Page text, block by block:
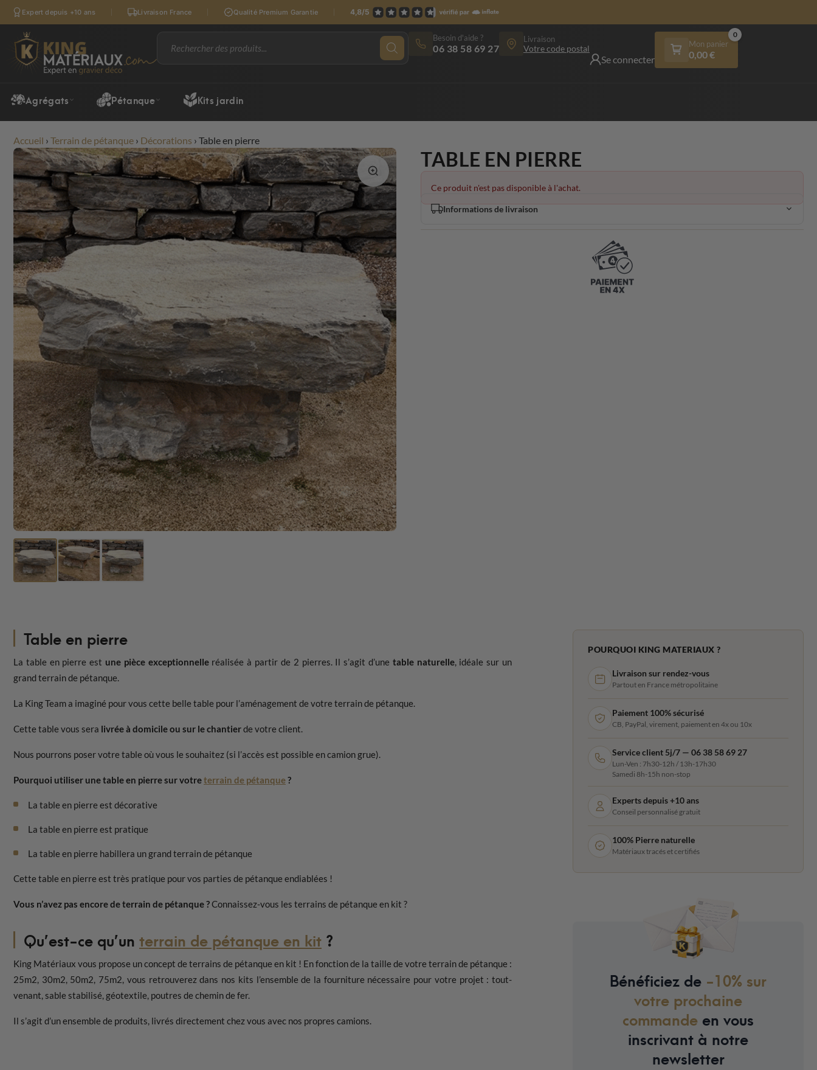
Expert depuis +10 ans Livraison France Qualité Premium Garantie
Besoin d'aide ?
06 38 58 69 27
Livraison
Votre code postal
Se connecter
Mon panier
0,00€
0
Agrégats Pétanque Kits jardin
Accueil › Terrain de pétanque › Décorations › Table en pierre
TABLE EN PIERRE
Ce produit n'est pas disponible à l'achat.
Informations de livraison
Table en pierre
La table en pierre est une pièce exceptionnelleréalisée à partir de 2 pierres. Il s’agit d’une table naturelle, idéale sur un
grand terrain de pétanque.
La King Team a imaginé pour vous cette belle table pour l’aménagement de votre terrain de pétanque.
Cette table vous sera livrée à domicile ou sur le chantierde votre client.
Nous pourrons poser votre table où vous le souhaitez (si l’accès est possible en camion grue).
Pourquoi utiliser une table en pierre sur votreterrain de pétanque?
La table en pierre est décorative
La table en pierre est pratique
La table en pierre habillera un grand terrain de pétanque
Cette table en pierre est très pratique pour vos parties de pétanque endiablées !
Vous n’avez pas encore de terrain de pétanque ?Connaissez-vous les terrains de pétanque en kit ?
Qu’est-ce qu’un terrain de pétanque en kit ?
King Matériaux vous propose un concept de terrains de pétanque en kit ! En fonction de la taille de votre terrain de pétanque :
25m2, 30m2, 50m2, 75m2, vous retrouverez dans nos kits l’ensemble de la fourniture nécessaire pour votre projet : tout-
venant, sable stabilisé, géotextile, poutres de chemin de fer.
Il s’agit d’un ensemble de produits, livrés directement chez vous avec nos propres camions.
POURQUOI KING MATERIAUX ?
Livraison sur rendez-vous
Partout en France métropolitaine
Paiement 100% sécurisé
CB, PayPal, virement, paiement en 4x ou 10x
Service client 5j/7 — 06 38 58 69 27
Lun-Ven : 7h30-12h / 13h-17h30
Samedi 8h-15h non-stop
Experts depuis +10 ans
Conseil personnalisé gratuit
100% Pierre naturelle
Matériaux tracés et certifiés
Bénéficiez de -10% sur
votre prochaine
commande en vous
inscrivant à notre
newsletter